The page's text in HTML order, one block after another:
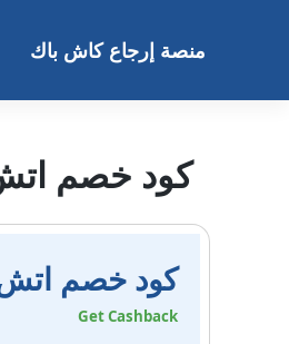
منصة إرجاع كاش باك
كود خصم اتش
كود خصم اتش
Get Cashback